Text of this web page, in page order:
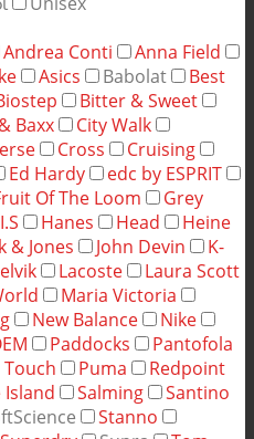
Andrea Conti
Anna Field
Asics Babolat
Best
Bitter & Sweet
Baxx
City Walk
Cross
Cruising
Ed Hardy
edc by ESPRIT
Of The Loom
Grey
Hanes Head
Heine
& Jones John Devin
K-
Lacoste
Laura Scott
Maria Victoria
New Balance
Nike
Paddocks
Pantofola
Touch Puma
Redpoint
Island Salming
Santino
Stanno